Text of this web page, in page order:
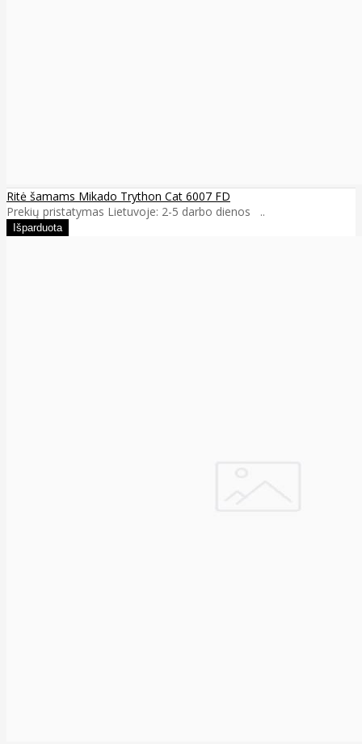
Ritė šamams Mikado Trython Cat 6007 FD
Prekių pristatymas Lietuvoje: 2-5 darbo dienos ..